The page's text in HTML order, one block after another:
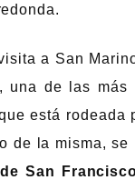
a San
, una de las más
está rodeada
de la misma, se
San